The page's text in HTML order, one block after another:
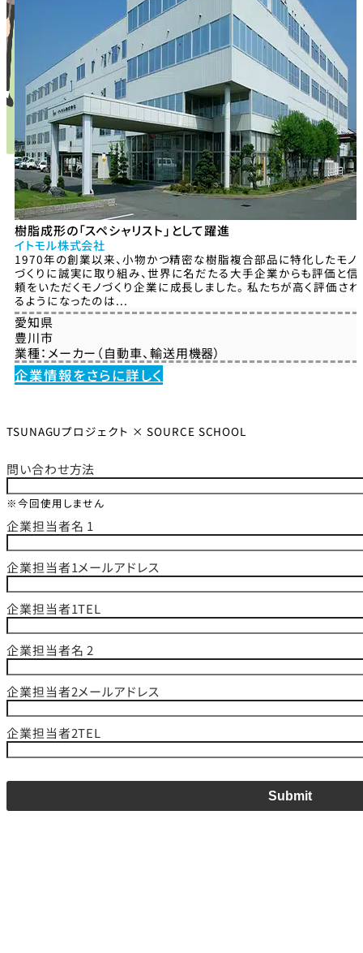
樹脂成形の「スペシャリスト」として躍進
イトモル株式会社
1970年の創業以来、小物かつ精密な樹脂複合部品に特化したモノ
づくりに誠実に取り組み、世界に名だたる大手企業からも評価と信
頼をいただくモノづくり企業に成長しました。 私たちが高く評価され
るようになったのは...
愛知県
豊川市
業種： メーカー（自動車、輸送用機器）
企業情報をさらに詳しく
TSUNAGUプロジェクト × SOURCE SCHOOL
問い合わせ方法
※今回使用しません
企業担当者名 1
企業担当者1メールアドレス
企業担当者1TEL
企業担当者名 2
企業担当者2メールアドレス
企業担当者2TEL
Submit